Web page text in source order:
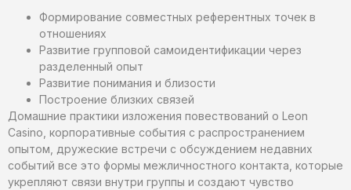
Формирование совместных референтных точек в
отношениях
Развитие групповой самоидентификации через
разделенный опыт
Развитие понимания и близости
Построение близких связей
Домашние практики изложения повествований о Leon
Casino, корпоративные события с распространением
опытом, дружеские встречи с обсуждением недавних
событий все это формы межличностного контакта, которые
укрепляют связи внутри группы и создают чувство